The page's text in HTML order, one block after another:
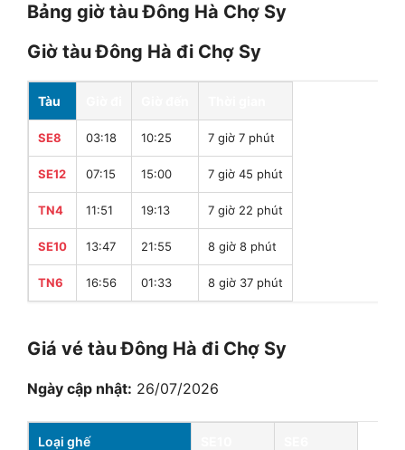
Bảng giờ tàu Đông Hà Chợ Sy
Giờ tàu Đông Hà đi Chợ Sy
Tàu
SE8 03:18 10:25 7 giờ 7 phút
SE12 07:15 15:00 7 giờ 45 phút
TN4 11:51 19:13 7 giờ 22 phút
SE10 13:47 21:55 8 giờ 8 phút
TN6 16:56 01:33 8 giờ 37 phút
Giá vé tàu Đông Hà đi Chợ Sy
Ngày cập nhật: 26/07/2026
Loại ghế